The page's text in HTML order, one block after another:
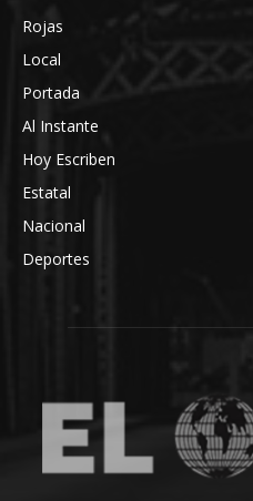
Rojas
Local
Portada
Al Instante
Hoy Escriben
Estatal
Nacional
Deportes